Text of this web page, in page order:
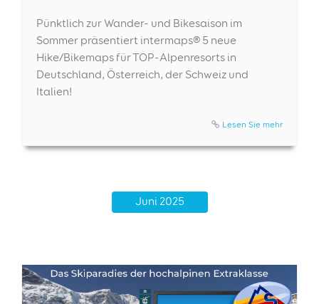
Pünktlich zur Wander- und Bikesaison im
Sommer präsentiert intermaps® 5 neue
Hike/Bikemaps für TOP-Alpenresorts in
Deutschland, Österreich, der Schweiz und
Italien!
Lesen Sie mehr
Juni 2025